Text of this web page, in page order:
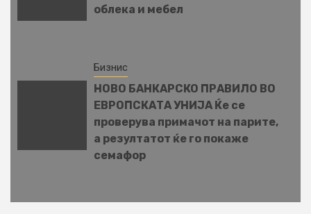
облека и мебел
Бизнис
НОВО БАНКАРСКО ПРАВИЛО ВО
ЕВРОПСКАТА УНИЈА Ќе се
проверува примачот на парите,
а резултатот ќе го покаже
семафор